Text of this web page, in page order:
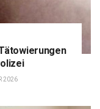
2026